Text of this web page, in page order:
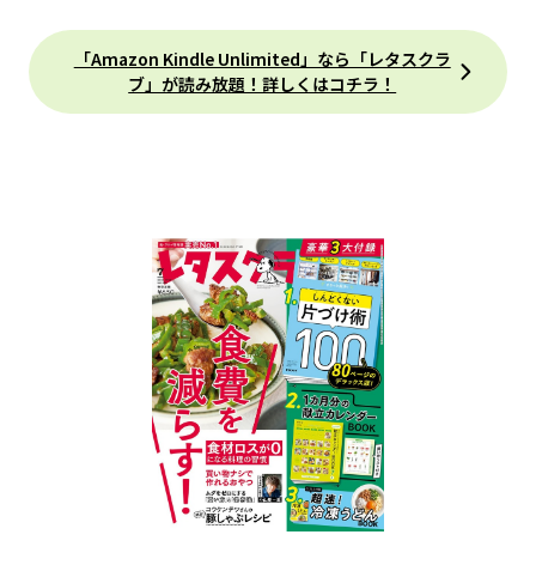
「Amazon Kindle Unlimited」なら「レタスクラ
ブ」が読み放題！詳しくはコチラ！